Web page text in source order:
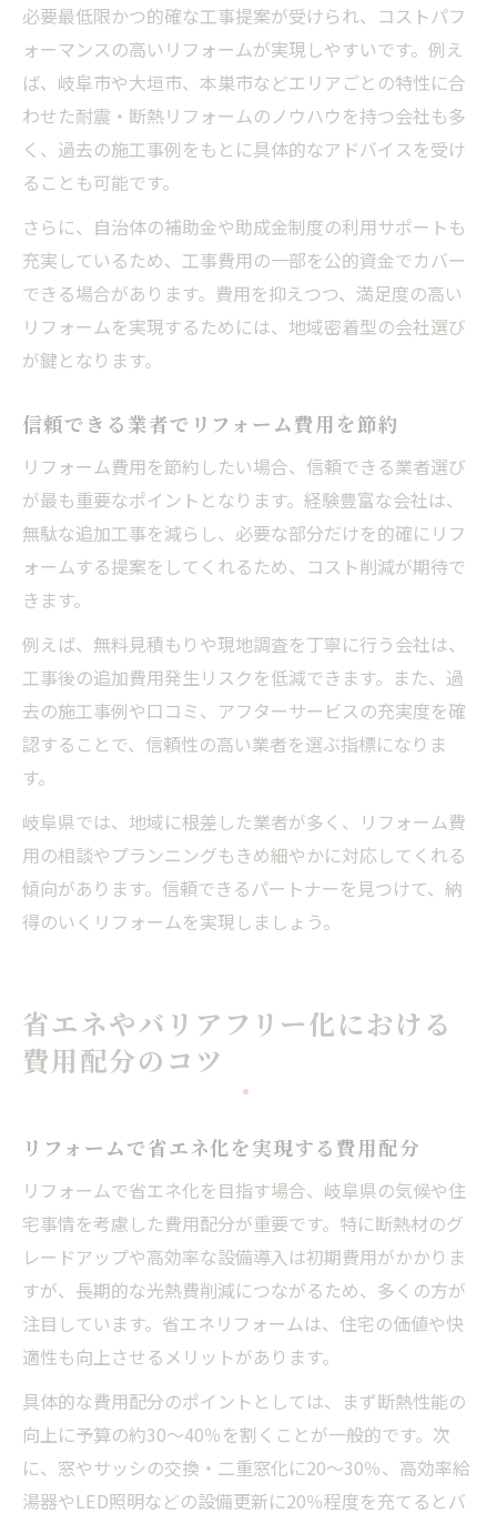
必要最低限かつ的確な工事提案が受けられ、コストパフ
ォーマンスの高いリフォームが実現しやすいです。例え
ば、岐阜市や大垣市、本巣市などエリアごとの特性に合
わせた耐震・断熱リフォームのノウハウを持つ会社も多
く、過去の施工事例をもとに具体的なアドバイスを受け
ることも可能です。
さらに、自治体の補助金や助成金制度の利用サポートも
充実しているため、工事費用の一部を公的資金でカバー
できる場合があります。費用を抑えつつ、満足度の高い
リフォームを実現するためには、地域密着型の会社選び
が鍵となります。
信頼できる業者でリフォーム費用を節約
リフォーム費用を節約したい場合、信頼できる業者選び
が最も重要なポイントとなります。経験豊富な会社は、
無駄な追加工事を減らし、必要な部分だけを的確にリフ
ォームする提案をしてくれるため、コスト削減が期待で
きます。
例えば、無料見積もりや現地調査を丁寧に行う会社は、
工事後の追加費用発生リスクを低減できます。また、過
去の施工事例や口コミ、アフターサービスの充実度を確
認することで、信頼性の高い業者を選ぶ指標になりま
す。
岐阜県では、地域に根差した業者が多く、リフォーム費
用の相談やプランニングもきめ細やかに対応してくれる
傾向があります。信頼できるパートナーを見つけて、納
得のいくリフォームを実現しましょう。
省エネやバリアフリー化における
費用配分のコツ
リフォームで省エネ化を実現する費用配分
リフォームで省エネ化を目指す場合、岐阜県の気候や住
宅事情を考慮した費用配分が重要です。特に断熱材のグ
レードアップや高効率な設備導入は初期費用がかかりま
すが、長期的な光熱費削減につながるため、多くの方が
注目しています。省エネリフォームは、住宅の価値や快
適性も向上させるメリットがあります。
具体的な費用配分のポイントとしては、まず断熱性能の
向上に予算の約30～40％を割くことが一般的です。次
に、窓やサッシの交換・二重窓化に20～30％、高効率給
湯器やLED照明などの設備更新に20％程度を充てるとバ